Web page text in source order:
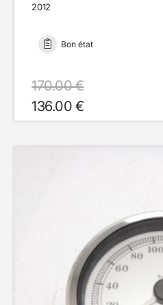
2012
Bon état
170.00 €
136.00 €